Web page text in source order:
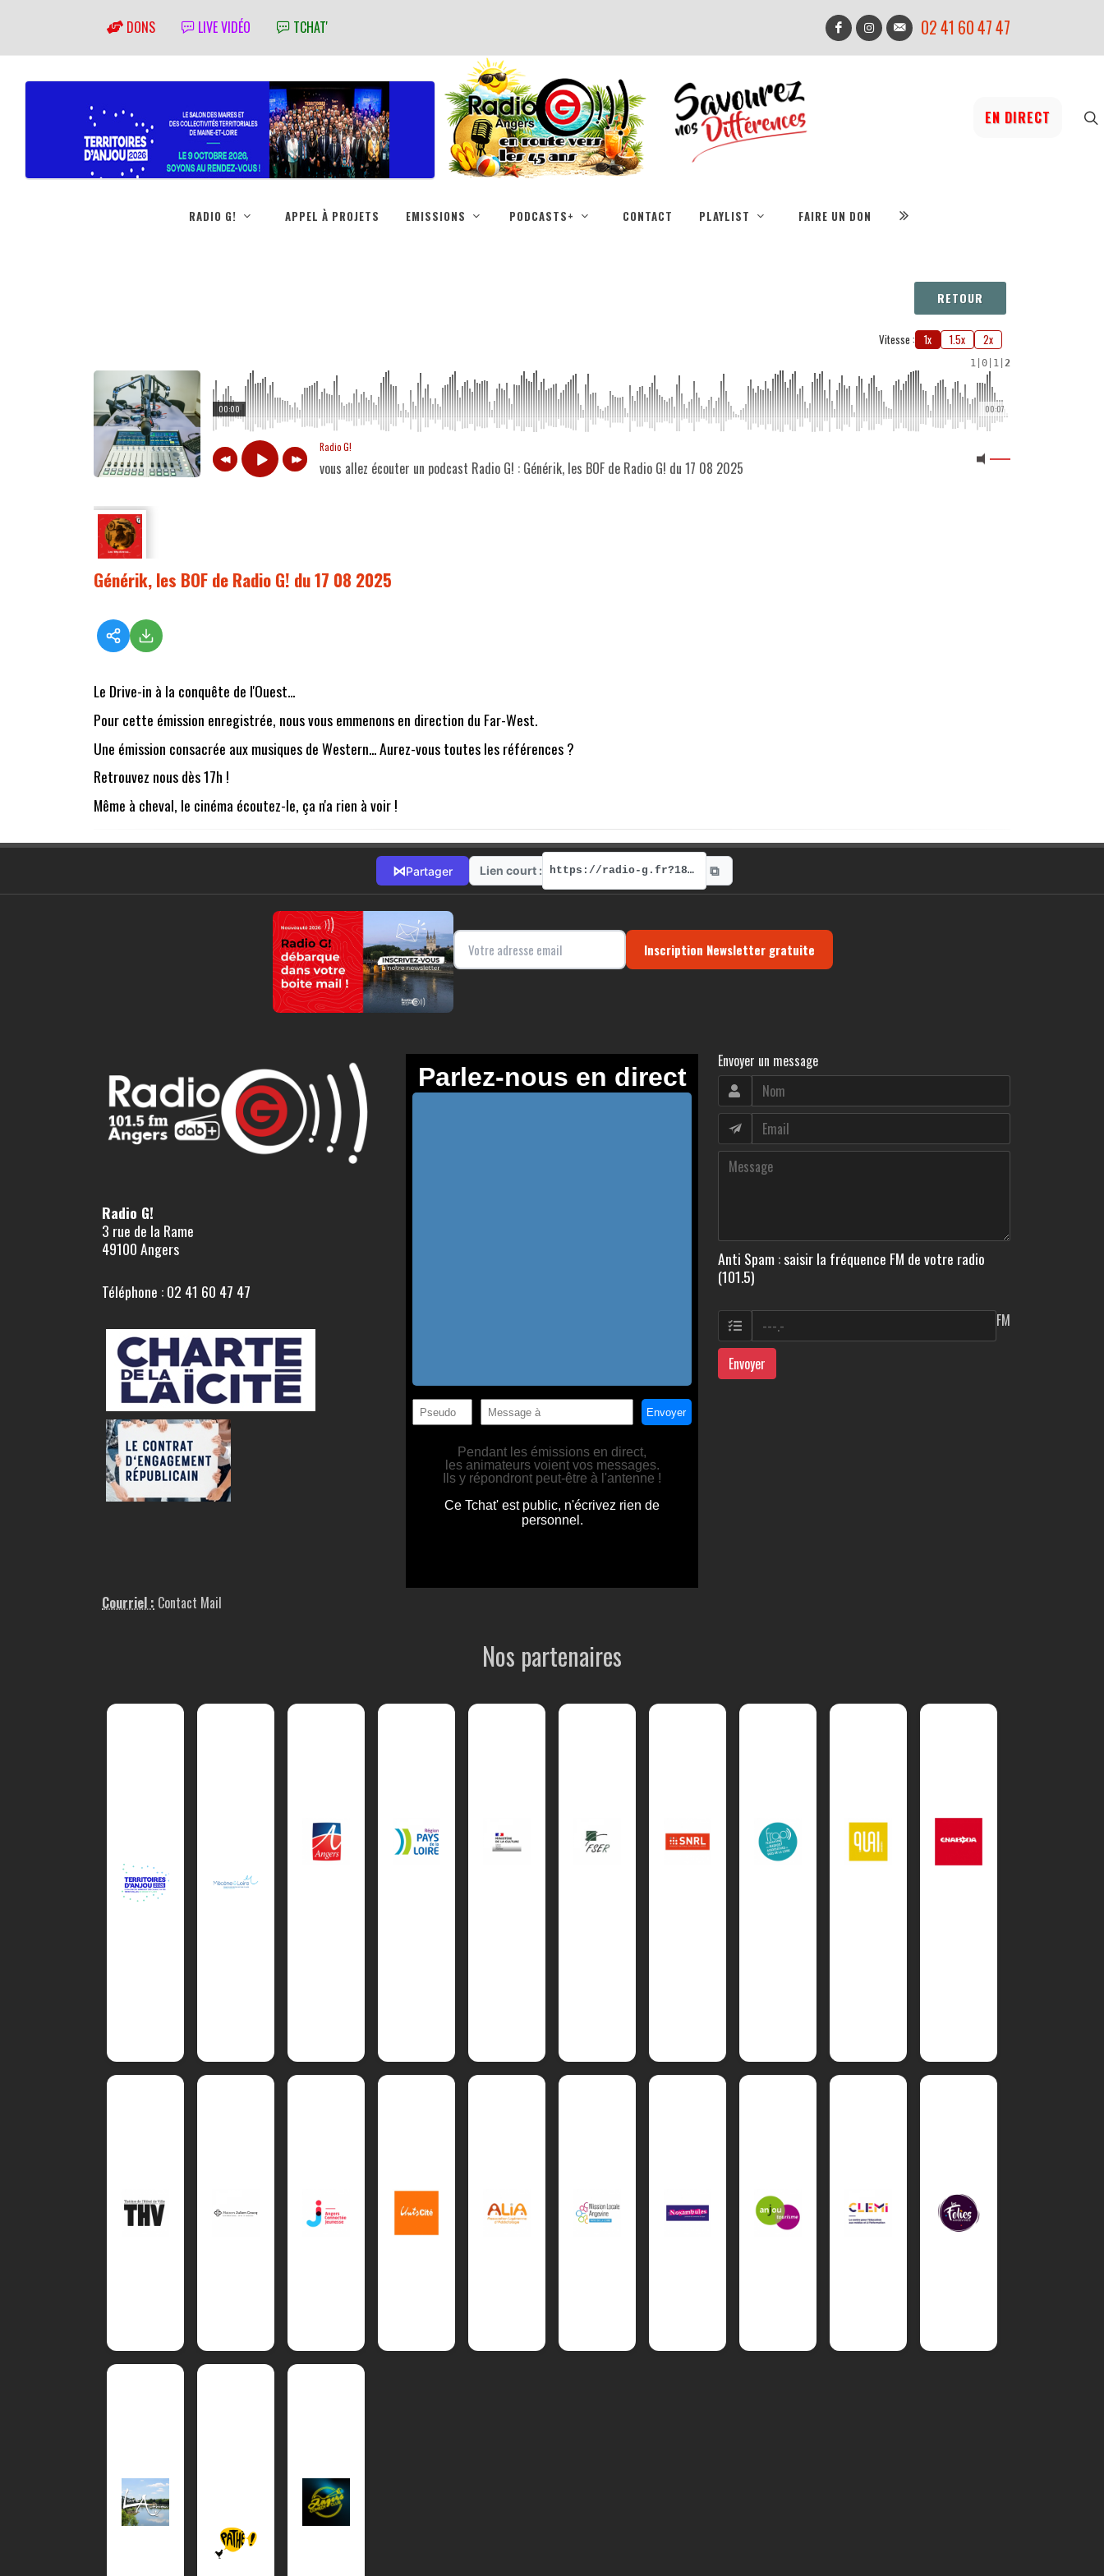
DONS LIVE VIDÉO TCHAT' 02 41 60 47 47
EN DIRECT
RADIO G! APPEL À PROJETS EMISSIONS PODCASTS+ CONTACT PLAYLIST FAIRE UN DON
RETOUR
Vitesse : 1x 1.5x 2x
1 0 1 2
00:07
00:00
Radio G!
vous allez écouter un podcast Radio G! : Générik, les BOF de Radio G! du 17 08 2025
Générik, les BOF de Radio G! du 17 08 2025
Le Drive-in à la conquête de l'Ouest...
Pour cette émission enregistrée, nous vous emmenons en direction du Far-West.
Une émission consacrée aux musiques de Western... Aurez-vous toutes les références ?
Retrouvez nous dès 17h !
Même à cheval, le cinéma écoutez-le, ça n'a rien à voir !
⋈Partager Lien court : https://radio-g.fr?18313 ⧉
Inscription Newsletter gratuite
Radio G!
3 rue de la Rame
49100 Angers
Téléphone : 02 41 60 47 47
Courriel : Contact Mail
Envoyer un message
Anti Spam : saisir la fréquence FM de votre radio
(101.5)
FM
Envoyer
Nos partenaires